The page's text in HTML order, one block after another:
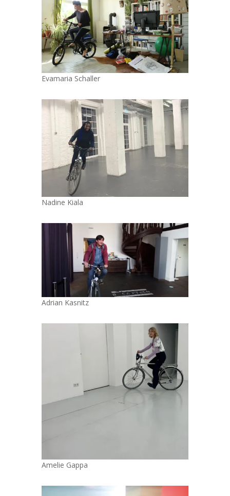
Evamaria Schaller
Nadine Kiala
Adrian Kasnitz
Amelie Gappa